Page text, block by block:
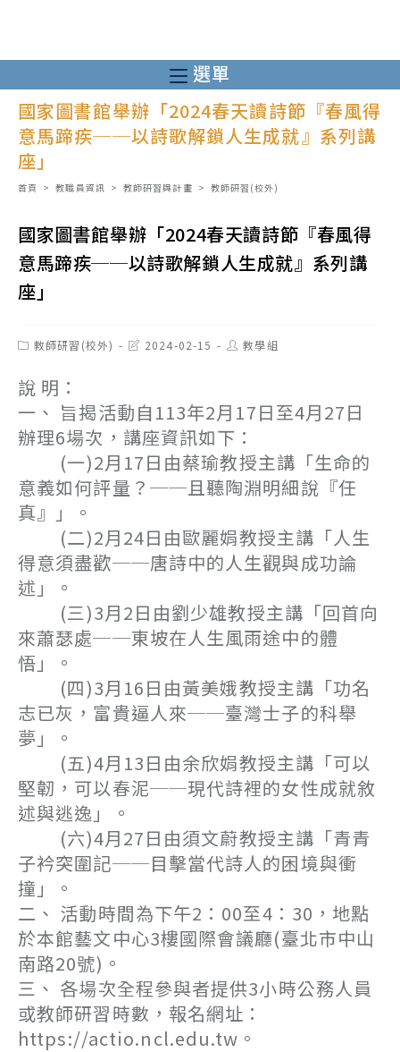
至
主
容
選單
國家圖書館舉辦「2024春天讀詩節『春風得
意馬蹄疾──以詩歌解鎖人生成就』系列講
座」
首頁 > 教職員資訊 > 教師研習與計畫 > 教師研習(校外)
國家圖書館舉辦「2024春天讀詩節『春風得
意馬蹄疾──以詩歌解鎖人生成就』系列講
座」
Post教師研習(校外)
Post2024-02-15
Post教學組
說 明：
一、 旨揭活動自113年2月17日至4月27日
辦理6場次，講座資訊如下：
(一)2月17日由蔡瑜教授主講「生命的
意義如何評量？──且聽陶淵明細說『任
真』」。
(二)2月24日由歐麗娟教授主講「人生
得意須盡歡──唐詩中的人生觀與成功論
述」。
(三)3月2日由劉少雄教授主講「回首向
來蕭瑟處──東坡在人生風雨途中的體
悟」。
(四)3月16日由黃美娥教授主講「功名
志已灰，富貴逼人來──臺灣士子的科舉
夢」。
(五)4月13日由余欣娟教授主講「可以
堅韌，可以春泥──現代詩裡的女性成就敘
述與逃逸」。
(六)4月27日由須文蔚教授主講「青青
子衿突圍記──目擊當代詩人的困境與衝
撞」。
二、 活動時間為下午2：00至4：30，地點
於本館藝文中心3樓國際會議廳(臺北市中山
南路20號)。
三、 各場次全程參與者提供3小時公務人員
或教師研習時數，報名網址：
https://actio.ncl.edu.tw。